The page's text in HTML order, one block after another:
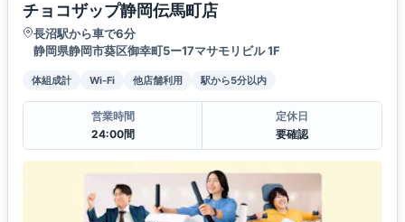
チョコザップ静岡伝馬町店
長沼駅から車で6分
静岡県静岡市葵区御幸町5ー17マサモリビル 1F
体組成計 Wi-Fi 他店舗利用 駅から5分以内
営業時間
24:00間
定休日
要確認